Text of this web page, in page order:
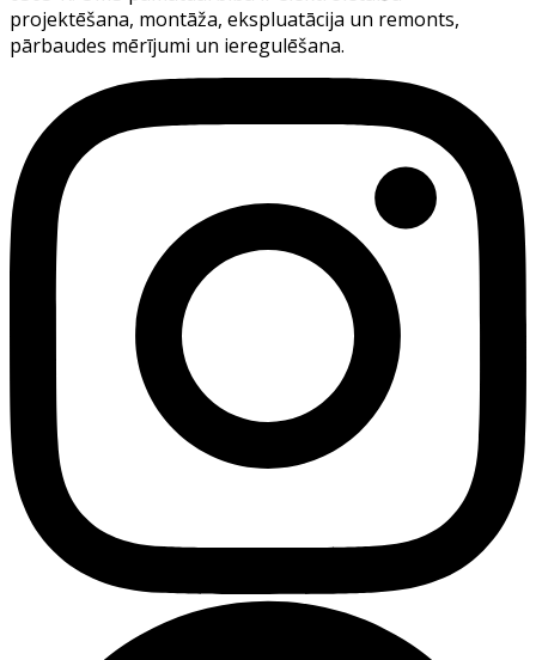
projektēšana, montāža, ekspluatācija un remonts,
pārbaudes mērījumi un ieregulēšana.